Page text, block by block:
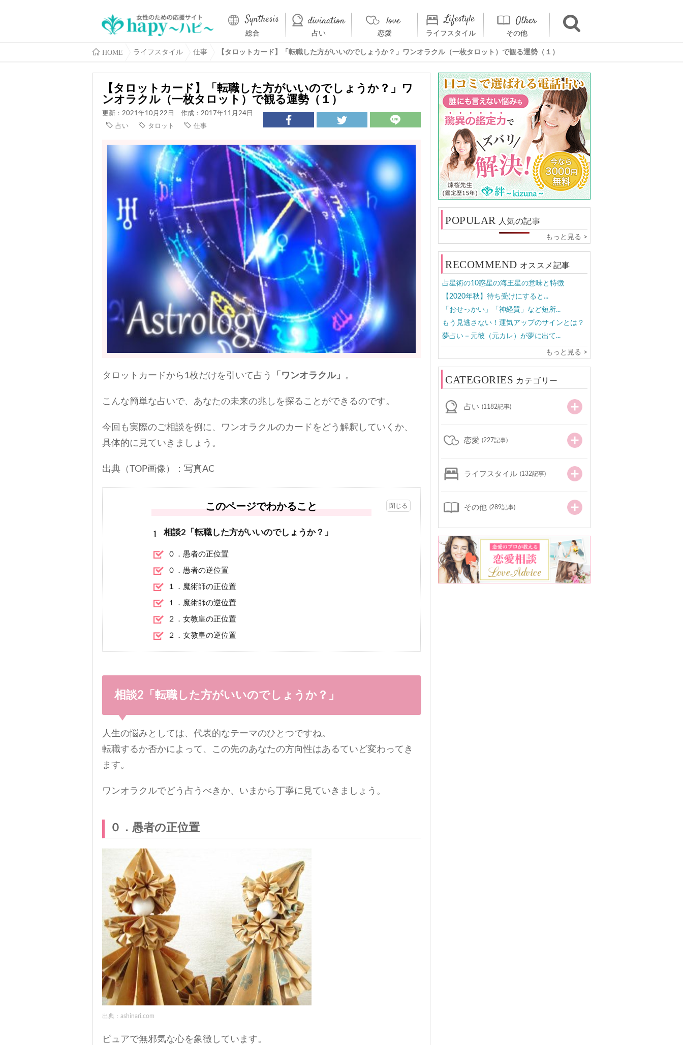
総合 占い 恋愛 ライフスタイル その他
HOME ライフスタイル 仕事 【タロットカード】「転職した方がいいのでしょうか？」ワンオラクル（一枚タロット）で観る運勢（１）
【タロットカード】「転職した方がいいのでしょうか？」ワ
ンオラクル（一枚タロット）で観る運勢（１）
更新：2021年10月22日
作成：2017年11月24日
占い
タロット 仕事
タロットカードから1枚だけを引いて占う 「ワンオラクル」 。
こんな簡単な占いで、あなたの未来の兆しを探ることができるのです。
今回も実際のご相談を例に、ワンオラクルのカードをどう解釈していくか、
具体的に見ていきましょう。
出典（TOP画像）：写真AC
このページでわかること
1 相談2「転職した方がいいのでしょうか？」
０．愚者の正位置
０．愚者の逆位置
１．魔術師の正位置
１．魔術師の逆位置
２．女教皇の正位置
２．女教皇の逆位置
相談2「転職した方がいいのでしょうか？」
人生の悩みとしては、代表的なテーマのひとつですね。
転職するか否かによって、この先のあなたの方向性はあるていど変わってき
ます。
ワンオラクルでどう占うべきか、いまから丁寧に見ていきましょう。
０．愚者の正位置
出典：ashinari.com
ピュアで無邪気な心を象徴しています。
POPULAR 人気の記事
もっと見る >
RECOMMEND オススメ記事
占星術の10惑星の海王星の意味と特徴
【2020年秋】待ち受けにすると...
「おせっかい」「神経質」など短所...
もう見逃さない！運気アップのサインとは？
夢占い－元彼（元カレ）が夢に出て...
もっと見る >
CATEGORIES カテゴリー
占い (1182記事)
恋愛 (227記事)
ライフスタイル (132記事)
その他 (289記事)